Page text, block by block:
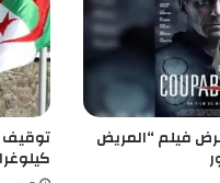
فيكا الـ 11: عرض فيلم “المريض